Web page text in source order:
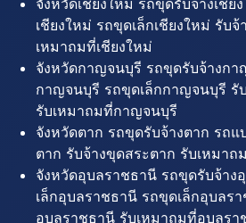
จังหวัดเชียงใหม่ รถขุดรับจ้างเชีย
เชียงใหม่ รถขุดเล็กเชียงใหม่ รับ
เหมาถมที่เชียงใหม่
จังหวัดกาญจนบุรี รถขุดรับจ้างกา
กาญจนบุรี รถขุดเล็กกาญจนบุรี รั
รับเหมาถมที่กาญจนบุรี
จังหวัดตาก รถขุดรับจ้างตาก รถแ
ตาก รับจ้างขุดสระตาก รับเหมาถ
จังหวัดอุบลราชธานี รถขุดรับจ้าง
เล็กอุบลราชธานี รถขุดเล็กอุบลร
อุบลราชธานี รับเหมาถมที่อุบลรา